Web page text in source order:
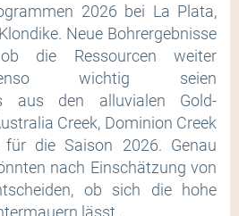
2026 bei La Plata,
Neue Bohrergebnisse
die Ressourcen weiter
wichtig seien
aus den alluvialen Gold-
Creek, Dominion Creek
die Saison 2026. Genau
nach Einschätzung von
ob sich die hohe
lässt.